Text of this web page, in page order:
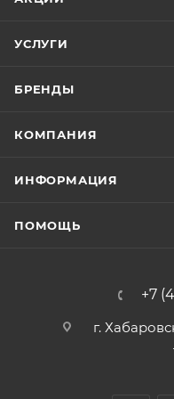
УСЛУГИ
БРЕНДЫ
КОМПАНИЯ
ИНФОРМАЦИЯ
ПОМОЩЬ
+7
г.